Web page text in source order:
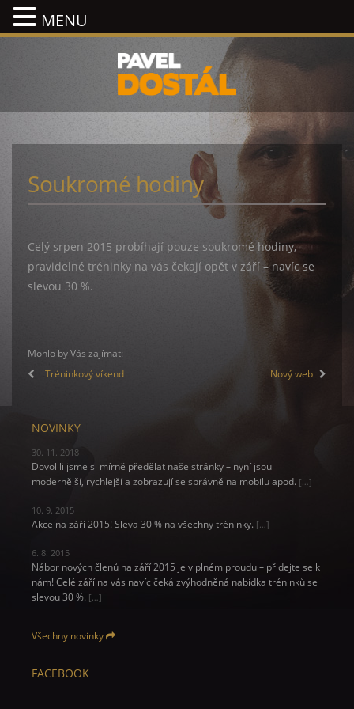
Soukromé hodiny
Celý srpen 2015 probíhají pouze soukromé hodiny,
pravidelné tréninky na vás čekají opět v září – navíc se
slevou 30 %.
Mohlo by Vás zajímat:
Tréninkový víkend
Nový web
NOVINKY
30. 11. 2018
Dovolili jsme si mírně předělat naše stránky – nyní jsou
modernější, rychlejší a zobrazují se správně na mobilu apod. […]
10. 9. 2015
Akce na září 2015! Sleva 30 % na všechny tréninky. […]
6. 8. 2015
Nábor nových členů na září 2015 je v plném proudu – přidejte se k
nám! Celé září na vás navíc čeká zvýhodněná nabídka tréninků se
slevou 30 %. […]
Všechny novinky
FACEBOOK
MENU